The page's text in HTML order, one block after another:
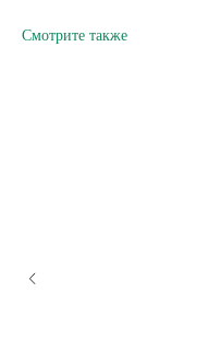
Смотрите также